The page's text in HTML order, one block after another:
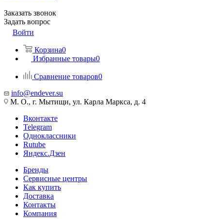
Заказать звонок
Задать вопрос
Войти
Корзина0
Избранные товары0
Сравнение товаров0
info@endever.su
М. О., г. Мытищи, ул. Карла Маркса, д. 4
Вконтакте
Telegram
Одноклассники
Rutube
Яндекс.Дзен
Бренды
Сервисные центры
Как купить
Доставка
Контакты
Компания